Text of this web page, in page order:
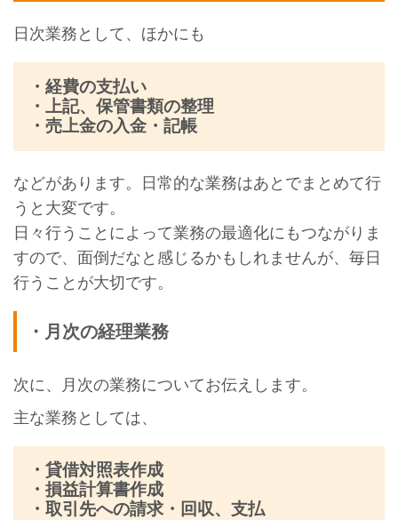
日次業務として、ほかにも
・経費の支払い
・上記、保管書類の整理
・売上金の入金・記帳
などがあります。日常的な業務はあとでまとめて行
うと大変です。
日々行うことによって業務の最適化にもつながりま
すので、面倒だなと感じるかもしれませんが、毎日
行うことが大切です。
・月次の経理業務
次に、月次の業務についてお伝えします。
主な業務としては、
・貸借対照表作成
・損益計算書作成
・取引先への請求・回収、支払